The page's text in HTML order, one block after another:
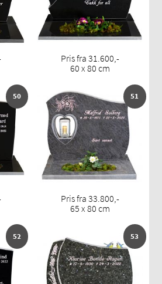
Pris fra 31.600,-
60 x 80 cm
50 51
Pris fra 33.800,-
65 x 80 cm
52 53